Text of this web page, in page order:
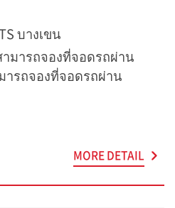
บางเขน
มารถจองที่จอดรถผ่าน
ารถจองที่จอดรถผ่าน
MORE DETAIL